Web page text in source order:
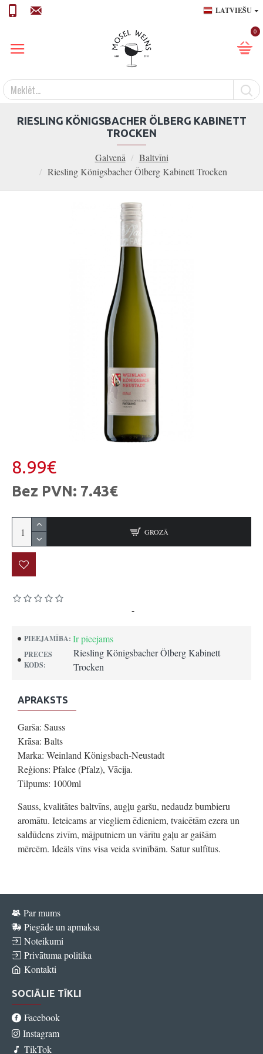
LATVIEŠU
0
Galvenā
Baltvīni
Riesling Königsbacher Ölberg Kabinett Trocken
RIESLING KÖNIGSBACHER ÖLBERG KABINETT
TROCKEN
PIEEJAMĪBA: Ir pieejams
PRECES
KODS:
Riesling Königsbacher Ölberg Kabinett
Trocken
-
8.99€
Bez PVN: 7.43€
GROZĀ
APRAKSTS
Garša: Sauss
Krāsa: Balts
Marka: Weinland Königsbach-Neustadt
Reģions: Pfalce (Pfalz), Vācija.
Tilpums: 1000ml
Sauss, kvalitātes baltvīns, augļu garšu, nedaudz bumbieru
aromātu. Ieteicams ar viegliem ēdieniem, tvaicētām ezera un
saldūdens zivīm, mājputniem un vārītu gaļu ar gaišām
mērcēm. Ideāls vīns visa veida svinībām. Satur sulfītus.
Par mums
Piegāde un apmaksa
Noteikumi
Privātuma politika
Kontakti
SOCIĀLIE TĪKLI
Facebook
Instagram
TikTok